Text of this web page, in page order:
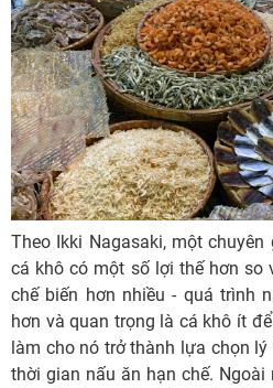
Theo Ikki Nagasaki, một
cá khô có một số lợi thế hơn so
chế biến hơn nhiều - quá trình
hơn và quan trọng là cá khô ít
làm cho nó trở thành lựa chọn
thời gian nấu ăn hạn chế. Ngoài